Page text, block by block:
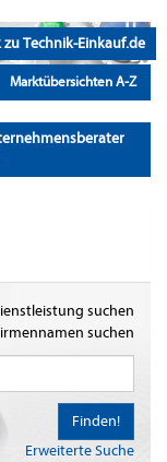
Technik-Einkauf.de
Marktübersichten A-Z
suchen
suchen
Erweiterte Suche
Finden!